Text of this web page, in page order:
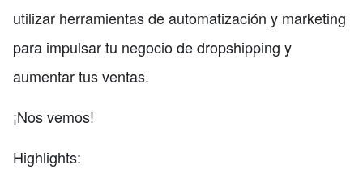
utilizar herramientas de automatización y marketing
para impulsar tu negocio de dropshipping y
aumentar tus ventas.
¡Nos vemos!
Highlights: